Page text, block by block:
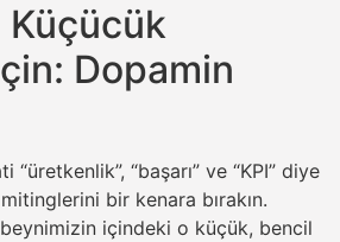
Küçücük
Dopamin
“başarı” ve “KPI” diye
bir kenara bırakın.
içindeki o küçük, bencil